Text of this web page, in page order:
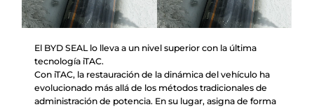
El BYD SEAL lo lleva a un nivel superior con la última
tecnología iTAC.
Con iTAC, la restauración de la dinámica del vehículo ha
evolucionado más allá de los métodos tradicionales de
administración de potencia. En su lugar, asigna de forma